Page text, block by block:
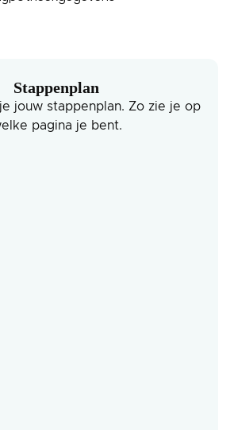
Stappenplan
jouw stappenplan. Zo zie je op
pagina je bent.